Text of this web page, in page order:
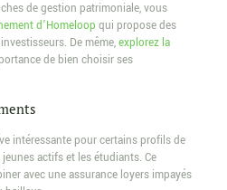
de gestion patrimoniale, vous
d’Homeloop qui propose des
De même,explorez la
de bien choisir ses
intéressante pour certains profils de
actifs et les étudiants. Ce
avec une assurance loyers impayés